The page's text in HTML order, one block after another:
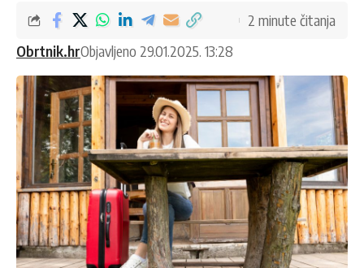
Obrtnik.hrObjavljeno 29.01.2025. 13:28
2 minute čitanja